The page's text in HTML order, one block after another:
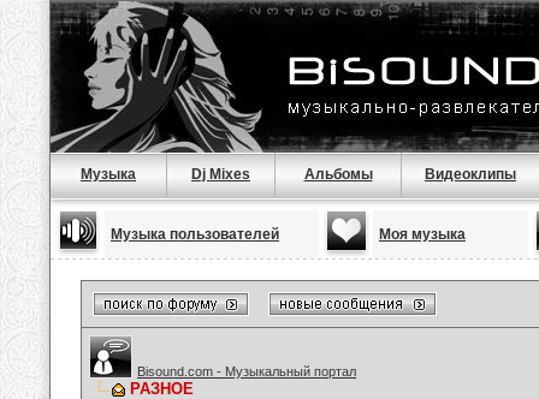
Музыка Dj Mixes Альбомы Видеоклипы
Музыка пользователей Моя музыка
Bisound.com - Музыкальный портал
РАЗНОЕ